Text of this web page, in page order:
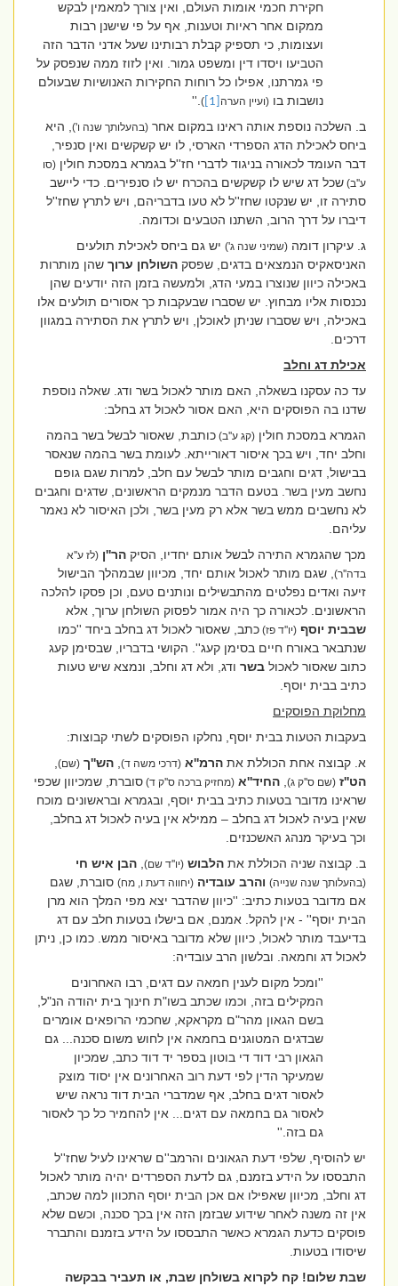
חקירת חכמי אומות העולם, ואין צורך למאמין לבקש
ממקום אחר ראיות וטענות, אף על פי שישנן רבות
ועצומות, כי תספיק קבלת רבותינו שעל אדני הדבר הזה
הטביעו ויסדו דין ומשפט גמור. ואין לזוז ממה שנפסק על
פי גמרתנו, אפילו כל רוחות החקירות האנושיות שבעולם
נושבות בו(ועיין הערה[1]
)
.''
ב. השלכה נוספת אותה ראינו במקום אחר(בהעלותך שנה ו'), היא
ביחס לאכילת הדג הספרדי הארסי, לו יש קשקשים ואין סנפיר,
דבר העומד לכאורה בניגוד לדברי חז''ל בגמרא במסכת חולין(סו
ע''ב)שכל דג שיש לו קשקשים בהכרח יש לו סנפירים. כדי ליישב
סתירה זו, יש שנקטו שחז''ל לא טעו בדבריהם, ויש לתרץ שחז''ל
דיברו על דרך הרוב, השתנו הטבעים וכדומה.
ג. עיקרון דומה(שמיני שנה ג') יש גם ביחס לאכילת תולעים
האניסאקיס הנמצאים בדגים, שפסקהשולחן ערוךשהן מותרות
באכילה כיוון שנוצרו במעי הדג, ולמעשה בזמן הזה יודעים שהן
נכנסות אליו מבחוץ. יש שסברו שבעקבות כך אסורים תולעים אלו
באכילה, ויש שסברו שניתן לאוכלן, ויש לתרץ את הסתירה במגוון
דרכים.
אכילת דג וחלב
עד כה עסקנו בשאלה, האם מותר לאכול בשר ודג. שאלה נוספת
שדנו בה הפוסקים היא, האם אסור לאכול דג בחלב:
הגמרא במסכת חולין(קג ע''ב)כותבת, שאסור לבשל בשר בהמה
וחלב יחד, ויש בכך איסור דאורייתא. לעומת בשר בהמה שנאסר
בבישול, דגים וחגבים מותר לבשל עם חלב, למרות שגם גופם
נחשב מעין בשר. בטעם הדבר מנמקים הראשונים, שדגים וחגבים
לא נחשבים ממש בשר אלא רק מעין בשר, ולכן האיסור לא נאמר
עליהם.
מכך שהגמרא התירה לבשל אותם יחדיו, הסיקהר''ן (לז ע''א
בדה''ר), שגם מותר לאכול אותם יחד, מכיוון שבמהלך הבישול
זיעה ואדים נפלטים מהתבשילים ונותנים טעם, וכן פסקו להלכה
הראשונים. לכאורה כך היה אמור לפסוק השולחן ערוך, אלא
שבבית יוסף (יו''ד פז)כתב, שאסור לאכול דג בחלב ביחד ''כמו
שנתבאר באורח חיים בסימן קעג''. הקושי בדבריו, שבסימן קעג
כתוב שאסור לאכולבשרודג,ולא דג וחלב, ונמצא שיש טעות
כתיב בבית יוסף.
מחלוקת הפוסקים
בעקבות הטעות בבית יוסף, נחלקו הפוסקים לשתי קבוצות:
א. קבוצה אחת הכוללת אתהרמ''א(דרכי משה ד) ,הש''ך (שם),
הט''ז(שם ס''ק ג),החיד''א(מחזיק ברכה ס''ק ד) סוברת, שמכיוון שכפי
שראינו מדובר בטעות כתיב בבית יוסף, ובגמרא ובראשונים מוכח
שאין בעיה לאכול דג בחלב – ממילא אין בעיה לאכול דג בחלב,
וכך בעיקר מנהג האשכנזים.
ב. קבוצה שניה הכוללת אתהלבוש (יו''ד שם),הבן איש חי
(בהעלותך שנה שנייה) והרב עובדיה (יחווה דעת ו, מח)סוברת, שגם
אם מדובר בטעות כתיב: ''כיוון שהדבר יצא מפי המלך הוא מרן
הבית יוסף'' - אין להקל. אמנם, אם בישלו בטעות חלב עם דג
בדיעבד מותר לאכול, כיוון שלא מדובר באיסור ממש. כמו כן, ניתן
לאכול דג וחמאה. ובלשון הרב עובדיה:
''ומכל מקום לענין חמאה עם דגים, רבו האחרונים
המקילים בזה, וכמו שכתב בשו"ת חינוך בית יהודה הנ"ל,
בשם הגאון מהר"ם מקראקא, שחכמי הרופאים אומרים
שבדגים המטוגנים בחמאה אין לחוש משום סכנה... גם
הגאון רבי דוד די בוטון בספר יד דוד כתב, שמכיון
שמעיקר הדין לפי דעת רוב האחרונים אין יסוד מוצק
לאסור דגים בחלב, אף שמדברי הבית דוד נראה שיש
לאסור גם בחמאה עם דגים... אין להחמיר כל כך לאסור
גם בזה.''
יש להוסיף, שלפי דעת הגאונים והרמב''ם שראינו לעיל שחז''ל
התבססו על הידע בזמנם, גם לדעת הספרדים יהיה מותר לאכול
דג וחלב, מכיוון שאפילו אם אכן הבית יוסף התכוון למה שכתב,
אין זה משנה לאחר שידוע שבזמן הזה אין בכך סכנה, וכשם שלא
פוסקים כדעת הגמרא כאשר התבססו על הידע בזמנם והתברר
שיסודו בטעות.
שבת שלום! קח לקרוא בשולחן שבת, או תעביר בבקשה